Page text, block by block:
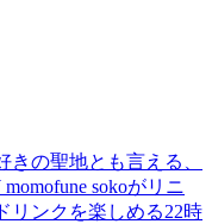
の聖地とも言える、
sokoがリニ
リンクを楽しめる22時